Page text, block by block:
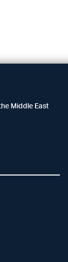
Middle East